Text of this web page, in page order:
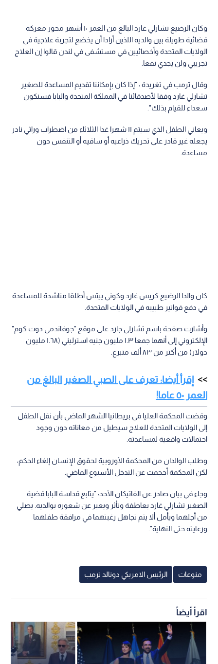
وكان الرضيع تشارلي غارد البالغ من العمر ١٠ أشهر محور معركة
قضائية طويلة بين والديه اللذين أرادا أن يخضع لتجربة علاجية في
الولايات المتحدة وأخصائيين في مستشفى في لندن قالوا إن العلاج
تجريبي ولن يجدي نفعا.
وقال ترمب في تغريدة : "إذا كان بإمكاننا تقديم المساعدة للصغير
تشارلي غارد وفقا لأصدقائنا في المملكة المتحدة والبابا فسنكون
سعداء للقيام بذلك".
ويعاني الطفل الذي سيتم ١١ شهرا غدا الثلاثاء من اضطراب وراثي نادر
يجعله غير قادر على تحريك ذراعيه أو ساقيه أو التنفس دون
مساعدة.
كان والدا الرضيع كريس غارد وكوني ييتس أطلقا مناشدة للمساعدة
في دفع فواتير طبيبه في الولايات المتحدة.
وأشارت صفحة باسم تشارلي جارد على موقع "جوفاندمي دوت كوم"
الإلكتروني إلى أنهما جمعا ١.٣ مليون جنيه استرليني (١.٦٨ مليون
دولار) من أكثر من ٨٣ ألف متبرع.
إقرأ أيضا: تعرف على الصبي الصغير البالغ من
العمر ٥٠ عاما!
وقضت المحكمة العليا في بريطانيا الشهر الماضي بأن نقل الطفل
إلى الولايات المتحدة للعلاج سيطيل من معاناته دون وجود
احتمالات واقعية لمساعدته.
وطلب الوالدان من المحكمة الأوروبية لحقوق الإنسان إلغاء الحكم،
لكن المحكمة أحجمت عن التدخل الأسبوع الماضي.
وجاء في بيان صادر عن الفاتيكان الأحد: "يتابع قداسة البابا قضية
الصغير تشارلي غارد بعاطفة وتأثر ويعبر عن شعوره بوالديه. يصلي
من أجلهما ويأمل ألا يتم تجاهل رغبتهما في مرافقة طفلهما
ورعايته حتى النهاية".
منوعات الرئيس الامريكي دونالد ترمب
اقرأ أيضاً